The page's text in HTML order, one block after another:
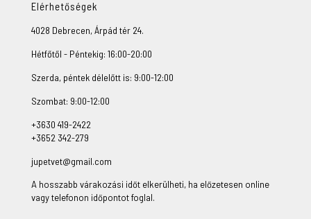
Elérhetőségek
4028 Debrecen, Árpád tér 24.
Hétfőtől - Péntekig: 16:00-20:00
Szerda, péntek délelőtt is: 9:00-12:00
Szombat: 9:00-12:00
+3630 419-2422
+3652 342-279
jupetvet@gmail.com
A hosszabb várakozási időt elkerülheti, ha előzetesen online
vagy telefonon időpontot foglal.